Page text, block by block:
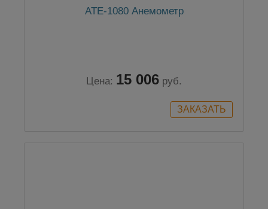
АТЕ-1080 Анемометр
Цена: 15 006 руб.